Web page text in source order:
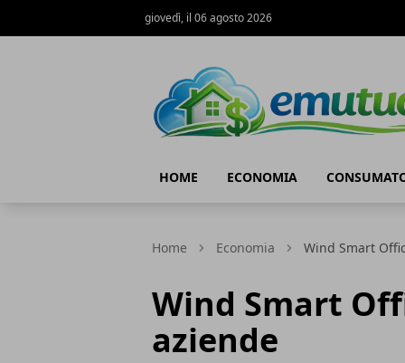
giovedì, il 06 agosto 2026
HOME ECONOMIA
Home Economia Wind Smart
Wind Smart
aziende